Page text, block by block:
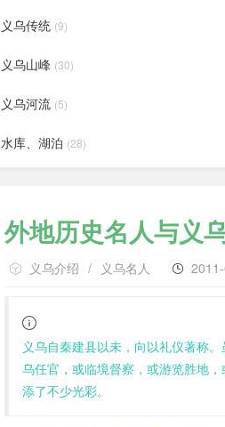
义乌传统 (9)
义乌山峰 (30)
义乌河流 (5)
水库、湖泊 (28)
外地历史名人与义
义乌介绍 / 义乌名人
义乌自秦建县以未，向以礼仪著称
乌任官，或临境督察，或游览胜地
添了不少光彩。